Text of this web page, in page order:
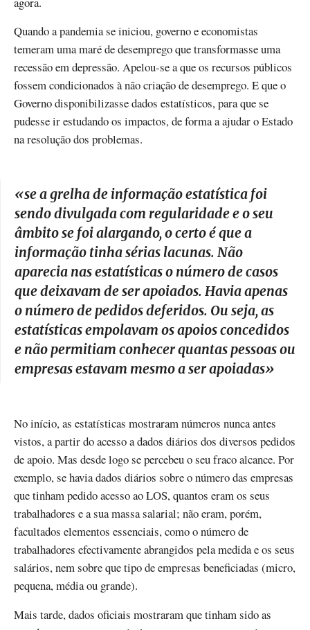
Quando a pandemia se iniciou, governo e economistas
temeram uma maré de desemprego que transformasse uma
recessão em depressão. Apelou-se a que os recursos públicos
fossem condicionados à não criação de desemprego. E que o
Governo disponibilizasse dados estatísticos, para que se
pudesse ir estudando os impactos, de forma a ajudar o Estado
na resolução dos problemas.
«se a grelha de informação estatística foi
sendo divulgada com regularidade e o seu
âmbito se foi alargando, o certo é que a
informação tinha sérias lacunas. Não
aparecia nas estatísticas o número de casos
que deixavam de ser apoiados. Havia apenas
o número de pedidos deferidos. Ou seja, as
estatísticas empolavam os apoios concedidos
e não permitiam conhecer quantas pessoas ou
empresas estavam mesmo a ser apoiadas»
No início, as estatísticas mostraram números nunca antes
vistos, a partir do acesso a dados diários dos diversos pedidos
de apoio. Mas desde logo se percebeu o seu fraco alcance. Por
exemplo, se havia dados diários sobre o número das empresas
que tinham pedido acesso ao LOS, quantos eram os seus
trabalhadores e a sua massa salarial; não eram, porém,
facultados elementos essenciais, como o número de
trabalhadores efectivamente abrangidos pela medida e os seus
salários, nem sobre que tipo de empresas beneficiadas (micro,
pequena, média ou grande).
Mais tarde, dados oficiais mostraram que tinham sido as